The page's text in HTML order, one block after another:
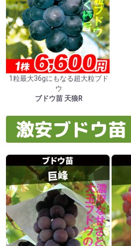
1粒最大36gにもなる超大粒ブド
ウ
ブドウ苗 天狼R
激安ブドウ苗